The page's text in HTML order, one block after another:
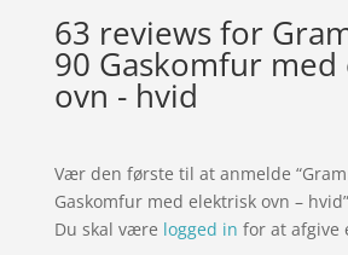
63 reviews for
90 Gaskomfur
ovn - hvid
Vær den første til at anmelde “Gram
Gaskomfur med elektrisk ovn – hvid”
Du skal være logged in for at afgive